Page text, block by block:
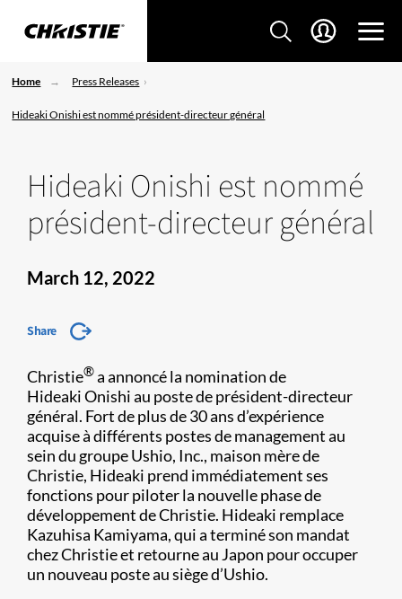
Home Press Releases
Hideaki Onishi est nommé président-directeur général
Hideaki Onishi est nommé
président-directeur général
March 12, 2022
Share
Christie®a annoncé la nomination de
Hideaki Onishi au poste de président-directeur
général. Fort de plus de 30 ans d’expérience
acquise à différents postes de management au
sein du groupe Ushio, Inc., maison mère de
Christie, Hideaki prend immédiatement ses
fonctions pour piloter la nouvelle phase de
développement de Christie. Hideaki remplace
Kazuhisa Kamiyama, qui a terminé son mandat
chez Christie et retourne au Japon pour occuper
un nouveau poste au siège d’Ushio.